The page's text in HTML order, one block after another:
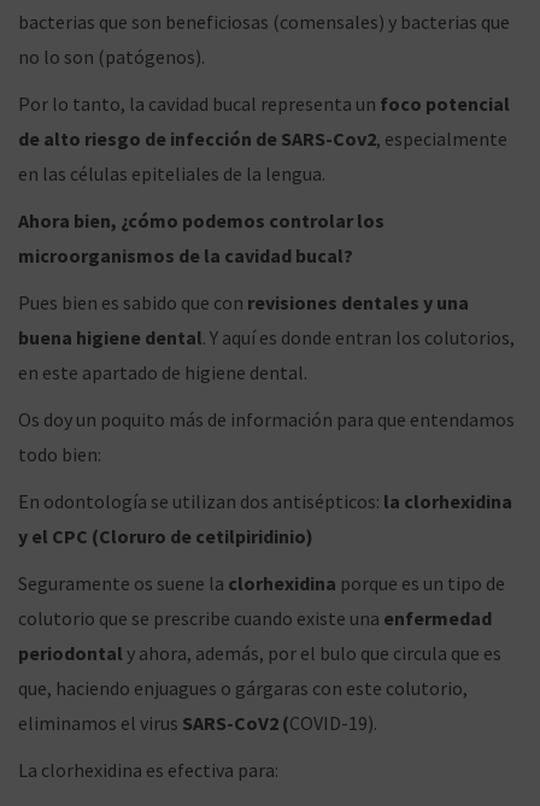
bacterias que son beneficiosas (comensales) y bacterias que
no lo son (patógenos).
Por lo tanto, la cavidad bucal representa un foco potencial
de alto riesgo de infección de SARS-Cov2, especialmente
en las células epiteliales de la lengua.
Ahora bien, ¿cómo podemos controlar los
microorganismos de la cavidad bucal?
Pues bien es sabido que con revisiones dentales y una
buena higiene dental. Y aquí es donde entran los colutorios,
en este apartado de higiene dental.
Os doy un poquito más de información para que entendamos
todo bien:
En odontología se utilizan dos antisépticos: la clorhexidina
y el CPC (Cloruro de cetilpiridinio)
Seguramente os suene la clorhexidina porque es un tipo de
colutorio que se prescribe cuando existe una enfermedad
periodontal y ahora, además, por el bulo que circula que es
que, haciendo enjuagues o gárgaras con este colutorio,
eliminamos el virus SARS-CoV2 (COVID-19).
La clorhexidina es efectiva para: